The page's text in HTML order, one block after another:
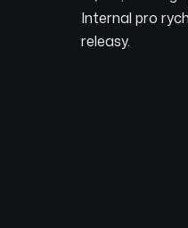
Internal pro
releasy.